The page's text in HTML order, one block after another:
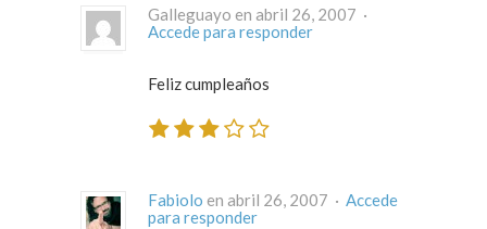
Galleguayo en abril 26, 2007 ·
Accede para responder
Feliz cumpleaños
Fabiolo en abril 26, 2007 · Accede
para responder